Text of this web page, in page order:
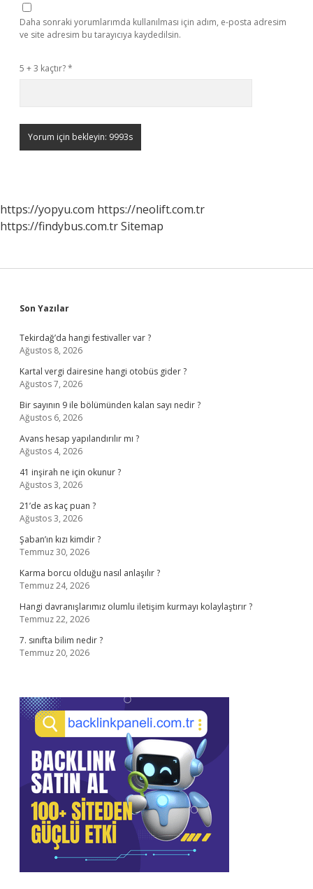
Daha sonraki yorumlarımda kullanılması için adım, e-posta adresim
ve site adresim bu tarayıcıya kaydedilsin.
5 + 3 kaçtır?*
https://yopyu.com https://neolift.com.tr
https://findybus.com.trSitemap
Sidebar
Son Yazılar
Tekirdağ’da hangi festivaller var ?
Ağustos 8, 2026
Kartal vergi dairesine hangi otobüs gider ?
Ağustos 7, 2026
Bir sayının 9 ile bölümünden kalan sayı nedir ?
Ağustos 6, 2026
Avans hesap yapılandırılır mı ?
Ağustos 4, 2026
41 inşirah ne için okunur ?
Ağustos 3, 2026
21’de as kaç puan ?
Ağustos 3, 2026
Şaban’ın kızı kimdir ?
Temmuz 30, 2026
Karma borcu olduğu nasıl anlaşılır ?
Temmuz 24, 2026
Hangi davranışlarımız olumlu iletişim kurmayı kolaylaştırır ?
Temmuz 22, 2026
7. sınıfta bilim nedir ?
Temmuz 20, 2026